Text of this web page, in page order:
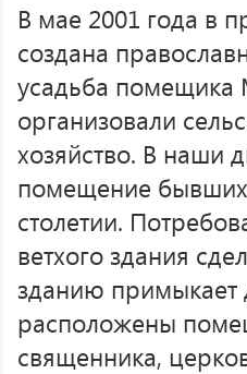
В мае 2001 года в
создана
усадьба помещика
организовали
хозяйство. В наши
помещение
столетии.
ветхого здания
зданию примыкает
расположены
священника,